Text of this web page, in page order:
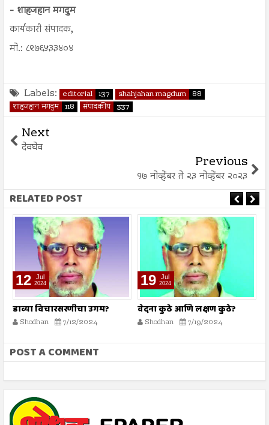
- शाहजहान मगदुम
कार्यकारी संपादक,
मो.: ८९७६५३३४०४
Labels: editorial 137 shahjahan magdum 88
शाहजहान मगदुम 118 संपादकीय 337
Next
देवघेव
Previous
१७ नोव्हेंबर ते २३ नोव्हेंबर २०२३
RELATED POST
12 Jul
2024
डाव्या विचारसरणीचा उगम?
Shodhan 7/12/2024
19 Jul
2024
वेदना कुठे आणि लक्षण कुठे?
Shodhan 7/19/2024
POST A COMMENT